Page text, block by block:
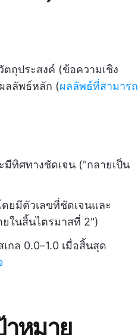
ถุประสงค์ (ข้อความเชิง
ลลัพธ์หลัก (ผลลัพธ์ที่สามารถ
ทิศทางชัดเจน ("กลายเป็น
ยมีตัวเลขที่ชัดเจนและ
ยในสิ้นไตรมาสที่ 2")
ล 0.0–1.0 เมื่อสิ้นสุด
าหมาย